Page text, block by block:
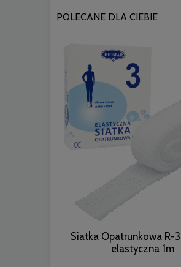
POLECANE DLA CIEBIE
Siatka Opatrunkowa R-
elastyczna 1m